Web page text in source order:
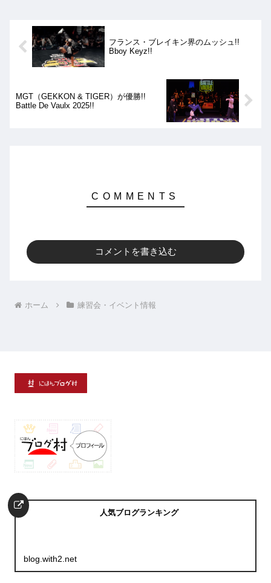
フランス・ブレイキン界のムッシュ!!
Bboy Keyz!!
MGT（GEKKON & TIGER）が優勝!!
Battle De Vaulx 2025!!
コメントを書き込む
ホーム 練習会・イベント情報
人気ブログランキング
blog.with2.net